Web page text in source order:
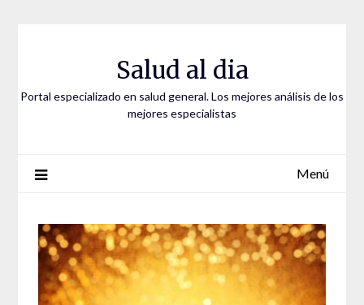
Salud al dia
Portal especializado en salud general. Los mejores análisis de los
mejores especialistas
Menú